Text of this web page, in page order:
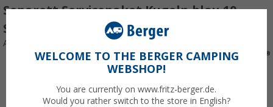
Separett Servicepaket Kugeln blau 10
Stück für Separett Villa Serie
Art.-Nr.: 541320
WELCOME TO THE BERGER CAMPING
WEBSHOP!
You are currently on www.fritz-berger.de.
Would you rather switch to the store in English?